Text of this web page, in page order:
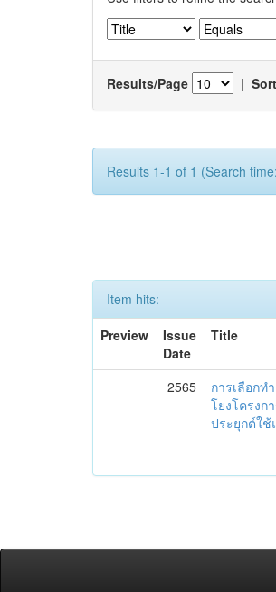
Results/Page |
Results 1-1 of 1 (Search
Item hits:
Preview
Issue
Date
Title
2565
การเลือกท
โยงโครงก
ประยุกต์ใ